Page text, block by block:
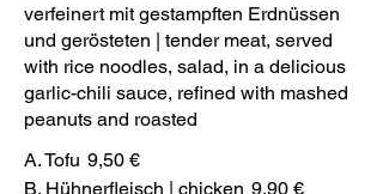
verfeinert mit gestampften Erdnüssen
und gerösteten | tender meat, served
with rice noodles, salad, in a delicious
garlic-chili sauce, refined with mashed
peanuts and roasted
A. Tofu 9,50 €
B. Hühnerfleisch | chicken 9,90 €